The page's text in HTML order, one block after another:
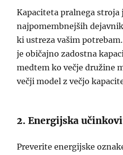
Kapaciteta pralnega stroja
najpomembnejših
ki ustreza vašim
je običajno zadostna
medtem ko večje družine
večji model z večjo
2. Energijska
Preverite energijske